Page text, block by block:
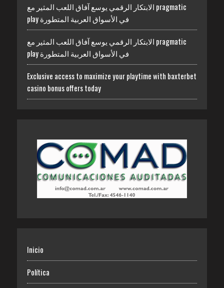
الابتكار الرقمي يوسع آفاق اللعب المثير مع pragmatic
play في الأسواق العربية المتطورة
الابتكار الرقمي يوسع آفاق اللعب المثير مع pragmatic
play في الأسواق العربية المتطورة
Exclusive access to maximize your playtime with baxterbet
casino bonus offers today
Inicio
Política